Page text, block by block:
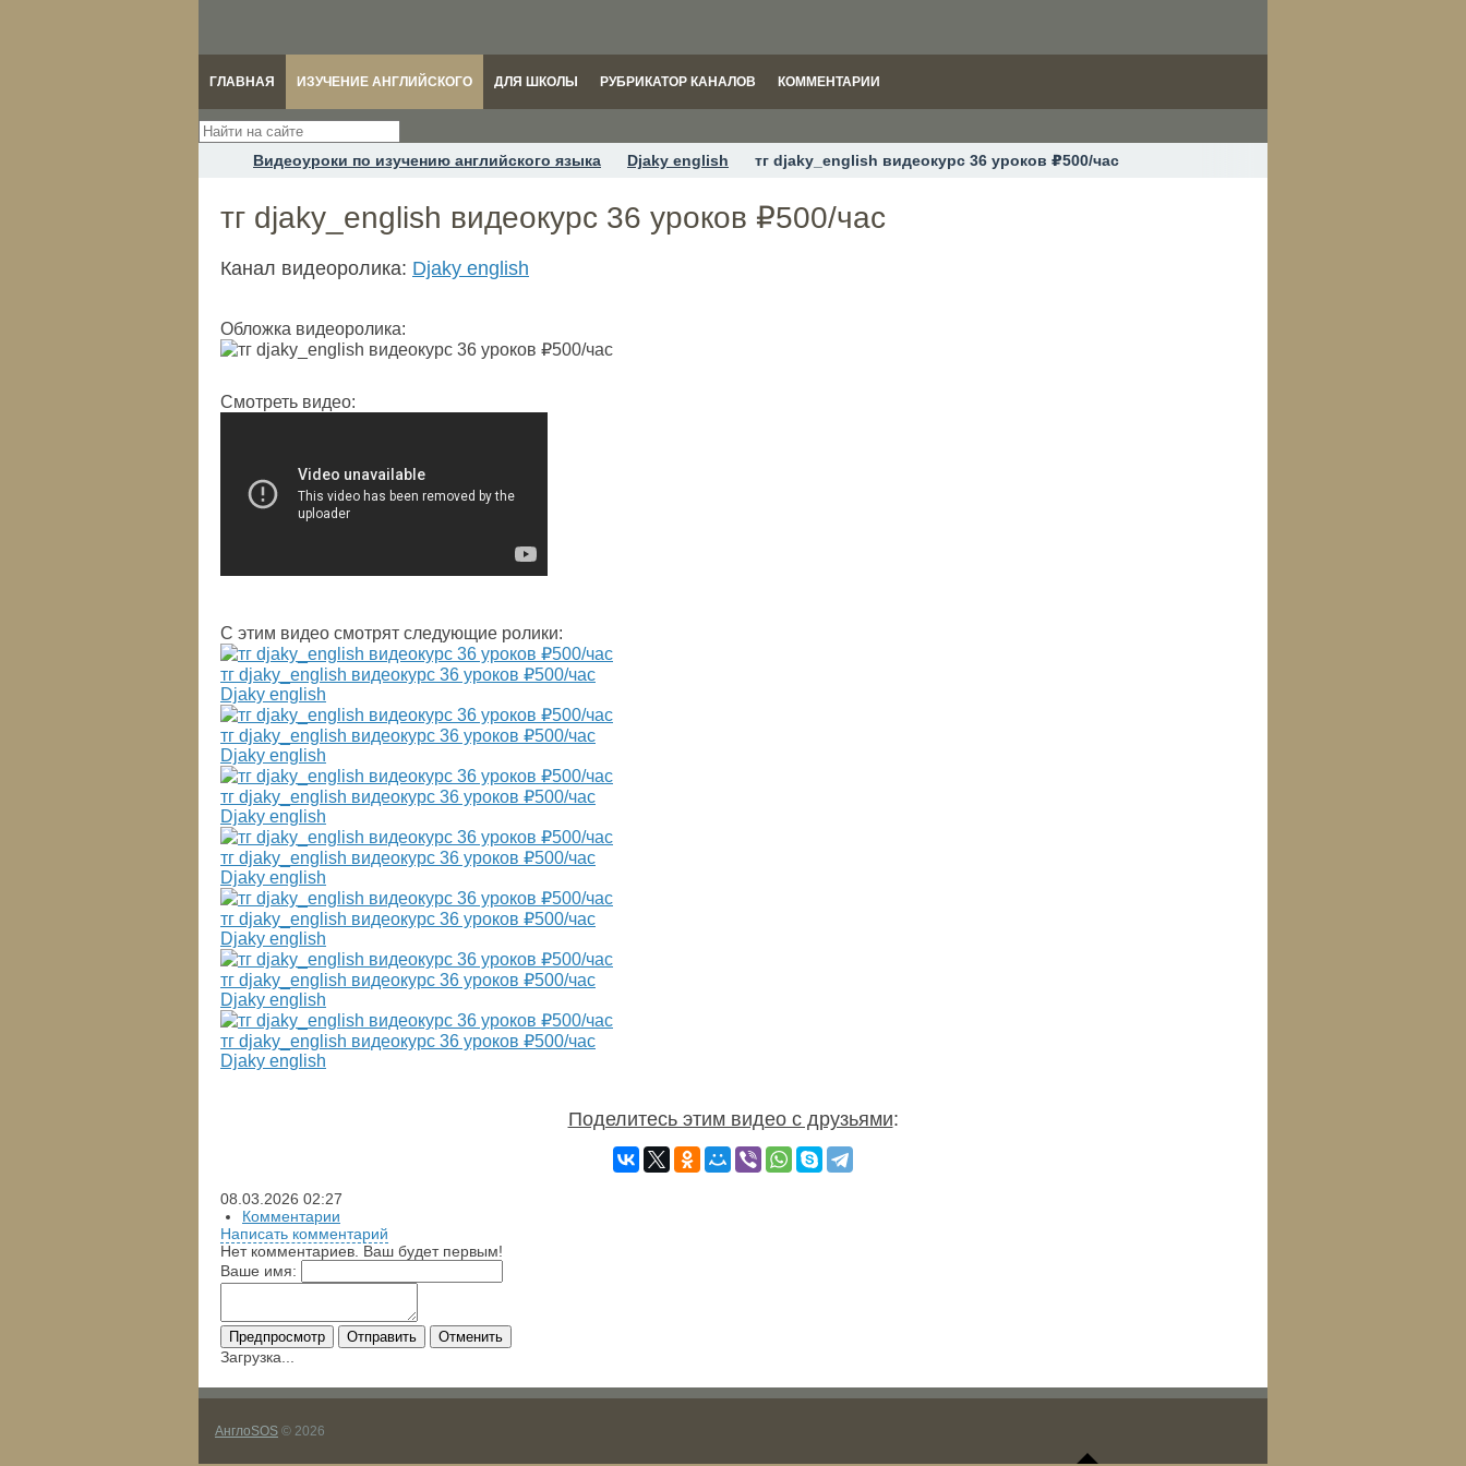
ГЛАВНАЯ ИЗУЧЕНИЕ АНГЛИЙСКОГО ДЛЯ ШКОЛЫ РУБРИКАТОР КАНАЛОВ КОММЕНТАРИИ
Видеоуроки по изучению английского языка Djaky english тг djaky_english видеокурс 36 уроков ₽500/час
тг djaky_english видеокурс 36 уроков ₽500/час
Канал видеоролика: Djaky english
Обложка видеоролика:
Смотреть видео:
С этим видео смотрят следующие ролики:
тг djaky_english видеокурс 36 уроков ₽500/час
Djaky english
тг djaky_english видеокурс 36 уроков ₽500/час
Djaky english
тг djaky_english видеокурс 36 уроков ₽500/час
Djaky english
тг djaky_english видеокурс 36 уроков ₽500/час
Djaky english
тг djaky_english видеокурс 36 уроков ₽500/час
Djaky english
тг djaky_english видеокурс 36 уроков ₽500/час
Djaky english
тг djaky_english видеокурс 36 уроков ₽500/час
Djaky english
Поделитесь этим видео с друзьями:
08.03.2026 02:27
Комментарии
Написать комментарий
Нет комментариев. Ваш будет первым!
Ваше имя:
Предпросмотр Отправить Отменить
Загрузка...
АнглоSOS © 2026